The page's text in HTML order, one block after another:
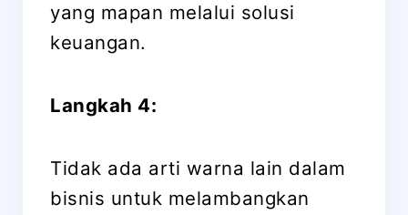
yang mapan melalui solusi
keuangan.
Langkah 4:
Tidak ada arti warna lain dalam
bisnis untuk melambangkan